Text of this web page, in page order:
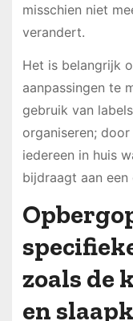
misschien niet
verandert.
Het is belangrijk
aanpassingen te
gebruik van
organiseren;
iedereen in huis
bijdraagt aan
zoals de
en